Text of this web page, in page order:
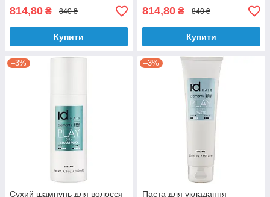
814,80 ₴ 840 ₴
Купити
814,80 ₴ 840 ₴
Купити
–3%
Сухий шампунь для волосся
–3%
Паста для укладання